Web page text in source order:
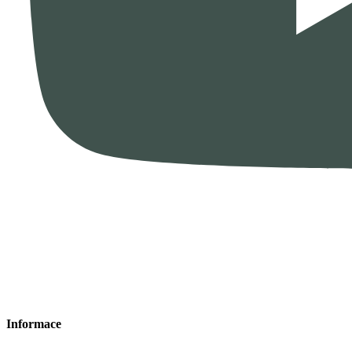
Informace